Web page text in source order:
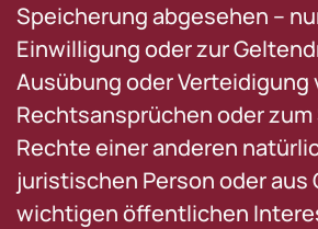
Speicherung abgesehen –
Einwilligung oder zur
Ausübung oder Verteidigung
Rechtsansprüchen oder
Rechte einer anderen
juristischen Person oder aus
wichtigen öffentlichen